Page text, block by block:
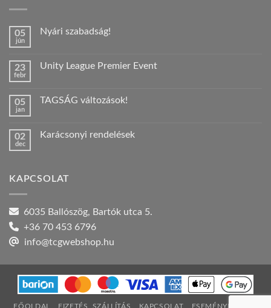
05
jún
Nyári szabadság!
Nyári
23
febr
Unity League Premier Event
Unity
bejegyzéshez
05
jan
TAGSÁG változások!
TAGSÁG
02
dec
Karácsonyi rendelések
rendelések
KAPCSOLAT
6035 Ballószög, Bartók utca 5.
+36 70 453 6796
info@tcgwebshop.hu
FŐOLDAL FIZETÉS, SZÁLLÍTÁS KAPCSOLAT ESEMÉNYNAPTÁR